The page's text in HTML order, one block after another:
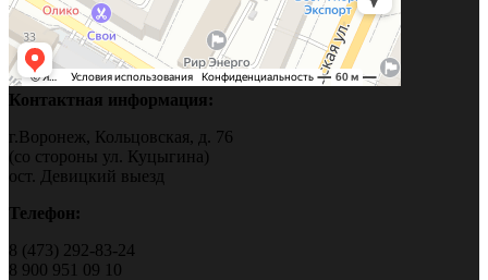
Контактная информация:
г.Воронеж, Кольцовская, д. 76
(со стороны ул. Куцыгина)
ост. Девицкий выезд
Телефон:
8 (473) 292-83-24
8 900 951 09 10